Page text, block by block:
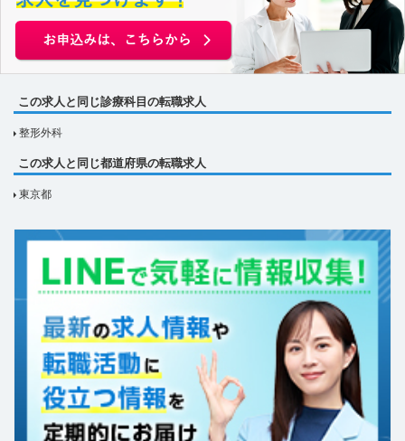
この求人と同じ診療科目の転職求人
整形外科
この求人と同じ都道府県の転職求人
東京都